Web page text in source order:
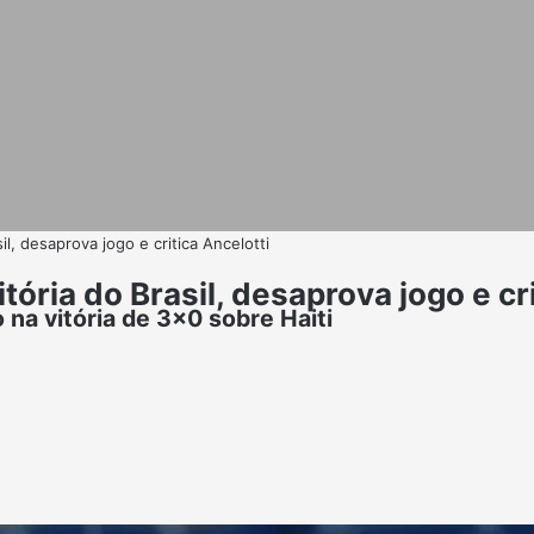
desaprova jogo e critica Ancelotti
do Brasil, desaprova jogo e
na vitória de 3x0 sobre Haiti